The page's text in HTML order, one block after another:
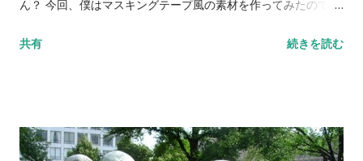
ん？ 今回、僕はマスキングテープ風の素材を作ってみたのです
の気力はありませんでした。 ですが、実を言うとKeynoteの
共有 続きを読む